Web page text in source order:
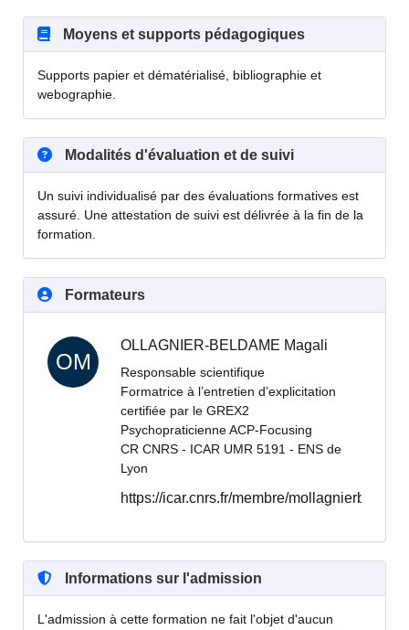
Moyens et supports pédagogiques
Supports papier et dématérialisé, bibliographie et
webographie.
Modalités d'évaluation et de suivi
Un suivi individualisé par des évaluations formatives est
assuré. Une attestation de suivi est délivrée à la fin de la
formation.
Formateurs
OM
OLLAGNIER-BELDAME Magali
Responsable scientifique
Formatrice à l’entretien d’explicitation
certifiée par le GREX2
Psychopraticienne ACP-Focusing
CR CNRS - ICAR UMR 5191 - ENS de
Lyon
https://icar.cnrs.fr/membre/
Informations sur l'admission
L'admission à cette formation ne fait l'objet d'aucun